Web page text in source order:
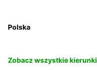
Polska
Zobacz wszystkie kierunki